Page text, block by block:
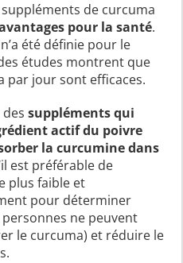
de curcuma
pour la santé.
été définie pour le
études montrent que
par jour sont efficaces.
dessuppléments qui
actif du poivre
la curcumine dans
est préférable de
plus faible et
pour déterminer
ne peuvent
le curcuma) et réduire le